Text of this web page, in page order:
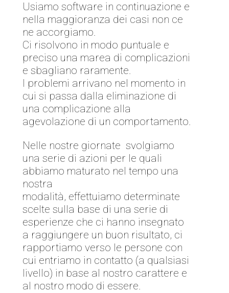
Usiamo software in continuazione e
nella maggioranza dei casi non ce
ne accorgiamo.
Ci risolvono in modo puntuale e
preciso una marea di complicazioni
e sbagliano raramente.
I problemi arrivano nel momento in
cui si passa dalla eliminazione di
una complicazione alla
agevolazione di un comportamento.
Nelle nostre giornate svolgiamo
una serie di azioni per le quali
abbiamo maturato nel tempo una
nostra
modalità, effettuiamo determinate
scelte sulla base di una serie di
esperienze che ci hanno insegnato
a raggiungere un buon risultato, ci
rapportiamo verso le persone con
cui entriamo in contatto (a qualsiasi
livello) in base al nostro carattere e
al nostro modo di essere.